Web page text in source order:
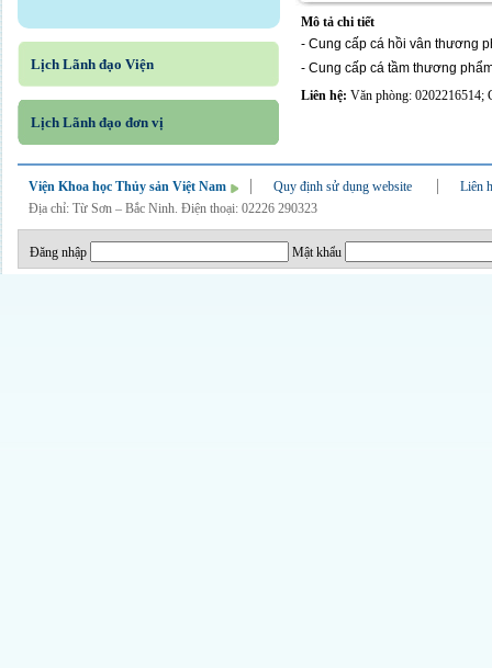
Lịch Lãnh đạo Viện
Lịch Lãnh đạo đơn vị
Mô tả chi tiết
- Cung cấp cá hồi vân thương
- Cung cấp cá tầm thương
Liên hệ: Văn phòng: 0202216514;
Viện Khoa học Thủy sản Việt Nam Quy định sử dụng website
Liên
Địa chỉ: Từ Sơn – Bắc Ninh. Điện thoại: 02226 290323
Đăng nhập Mật khẩu